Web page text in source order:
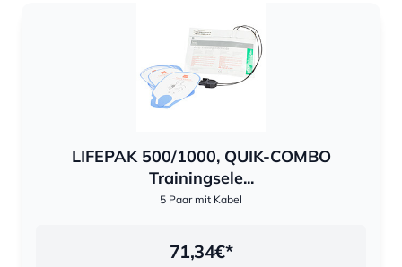
LIFEPAK 500/1000, QUIK-COMBO
Trainingsele...
5 Paar mit Kabel
71,34€*